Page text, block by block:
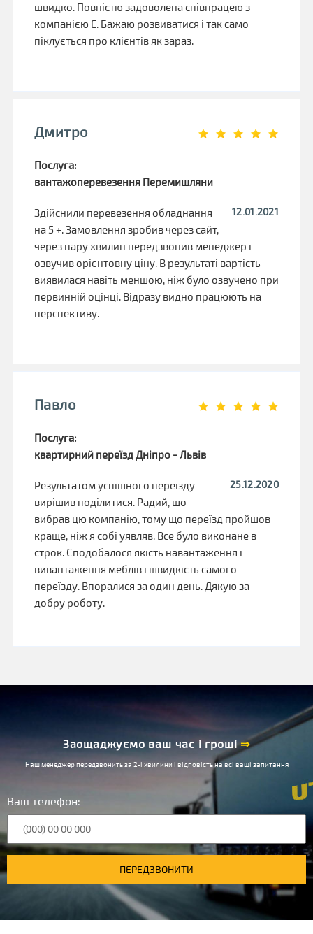
швидко. Повністю задоволена співпрацею з
компанією Е. Бажаю розвиватися і так само
піклується про клієнтів як зараз.
Дмитро
Послуга:
вантажоперевезення Перемишляни
12.01.2021
Здійснили перевезення обладнання
на 5 +. Замовлення зробив через сайт,
через пару хвилин передзвонив менеджер і
озвучив орієнтовну ціну. В результаті вартість
виявилася навіть меншою, ніж було озвучено при
первинній оцінці. Відразу видно працюють на
перспективу.
Павло
Послуга:
квартирний переїзд Дніпро - Львів
25.12.2020
Результатом успішного переїзду
вирішив поділитися. Радий, що
вибрав цю компанію, тому що переїзд пройшов
краще, ніж я собі уявляв. Все було виконане в
строк. Сподобалося якість навантаження і
вивантаження меблів і швидкість самого
переїзду. Впоралися за один день. Дякую за
добру роботу.
Заощаджуємо ваш час і гроші⇒
Наш менеджер передзвонить за 2-і хвилини і відповість на всі ваші запитання
Ваш телефон:
ПЕРЕДЗВОНИТИ